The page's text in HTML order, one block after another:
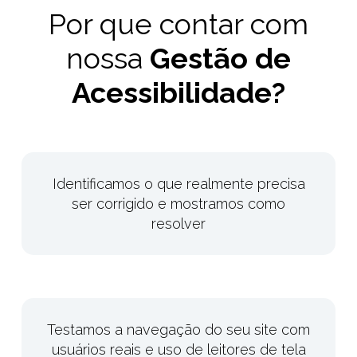
Por que contar com
nossa Gestão de
Acessibilidade?
Identificamos o que realmente precisa
ser corrigido e mostramos como
resolver
Testamos a navegação do seu site com
usuários reais e uso de leitores de tela